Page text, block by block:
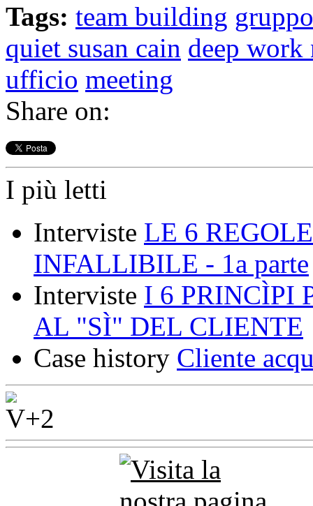
Tags: team building gruppo
quiet susan cain deep work
ufficio meeting
Share on:
I più letti
Interviste LE 6
INFALLIBILE - 1a parte
Interviste I 6 PRINCÌPI
AL "SÌ" DEL CLIENTE
Case history Cliente